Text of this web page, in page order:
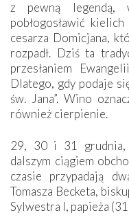
z pewną legendą,
pobłogosławić
cesarza Domicjana,
rozpadł. Dziś ta
przesłaniem
Dlatego, gdy podaje
św. Jana”. Wino
również cierpienie.
29, 30 i 31 grudnia,
dalszym ciągiem
czasie przypadają
Tomasza Becketa,
Sylwestra I, papieża